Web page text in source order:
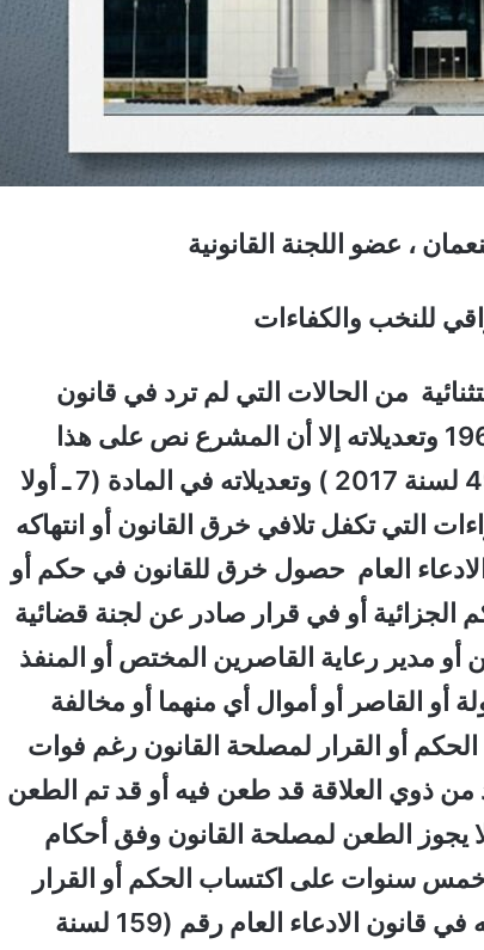
، عضو اللجنة القانونية
للنخب والكفاءات
من الحالات التي لم ترد في قانون
المرافعات المدنية رقم 83 لسنة 1969 وتعديلاته إلا أن المشرع نص على هذا
الحق في قانون الادعاء العام رقم (49 لسنة 2017 ) وتعديلاته في المادة (7 ـ أولا
التي تكفل تلافي خرق القانون أو انتهاكه
الادعاء العام حصول خرق للقانون في حكم أو
أو في قرار صادر عن لجنة قضائية
أو مدير رعاية القاصرين المختص أو المنفذ
أو القاصر أو أموال أي منهما أو مخالفة
أو القرار لمصلحة القانون رغم فوات
من ذوي العلاقة قد طعن فيه أو قد تم الطعن
يجوز الطعن لمصلحة القانون وفق أحكام
أ من هذا البند أذا مضت (5 ) خمس سنوات على اكتساب الحكم أو القرار
الدرجة القطعية ). وسبق أن نص عليه في قانون الادعاء العام رقم (159 لسنة